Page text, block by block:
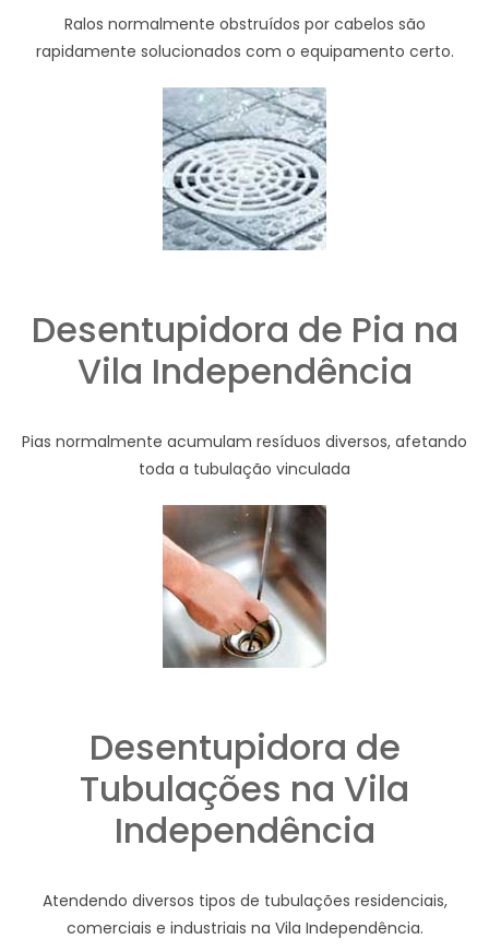
Ralos normalmente obstruídos por cabelos são
rapidamente solucionados com o equipamento certo.
Desentupidora de Pia na
Vila Independência
Pias normalmente acumulam resíduos diversos, afetando
toda a tubulação vinculada
Desentupidora de
Tubulações na Vila
Independência
Atendendo diversos tipos de tubulações residenciais,
comerciais e industriais na Vila Independência.